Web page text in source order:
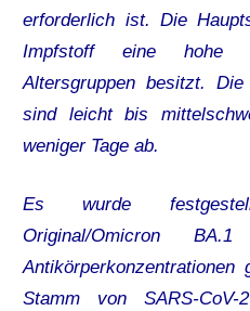
erforderlich ist. Die
Impfstoff eine hohe
Altersgruppen besitzt. Die
sind leicht bis
weniger Tage ab.
Es wurde
Original/Omicron
Antikörperkonzentrationen
Stamm von SARS-